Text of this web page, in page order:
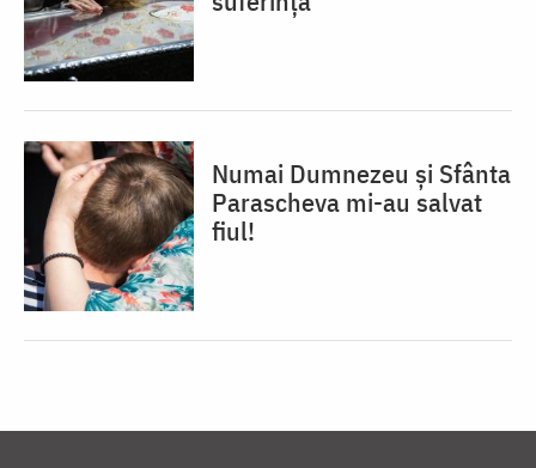
Numai Dumnezeu și Sfânta
Parascheva mi-au salvat
fiul!